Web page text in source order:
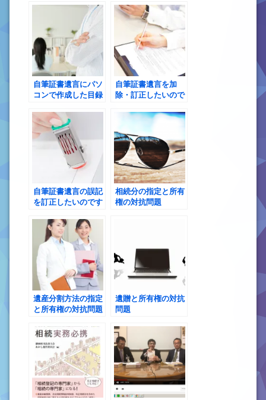
ることはできますか
自筆証書遺言にパソ
コンで作成した目録
が、目録は表裏印刷
でもいいですか
自筆証書遺言を加
除・訂正したいので
に押捺した印鑑を紛
た。加除・訂正は違
う印鑑でもいいです
か
自筆証書遺言の誤記
を訂正したいのです
正するにはどうすれ
ばいいですか
相続分の指定と所有
権の対抗問題
遺産分割方法の指定
と所有権の対抗問題
遺贈と所有権の対抗
問題